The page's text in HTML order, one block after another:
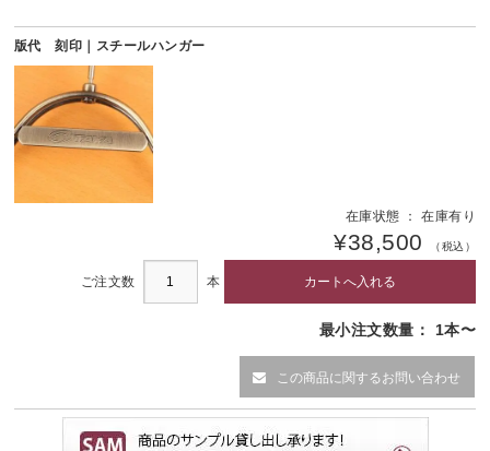
版代 刻印｜スチールハンガー
在庫状態 ： 在庫有り
¥38,500 （税込）
ご注文数 本
最小注文数量： 1本〜
この商品に関するお問い合わせ